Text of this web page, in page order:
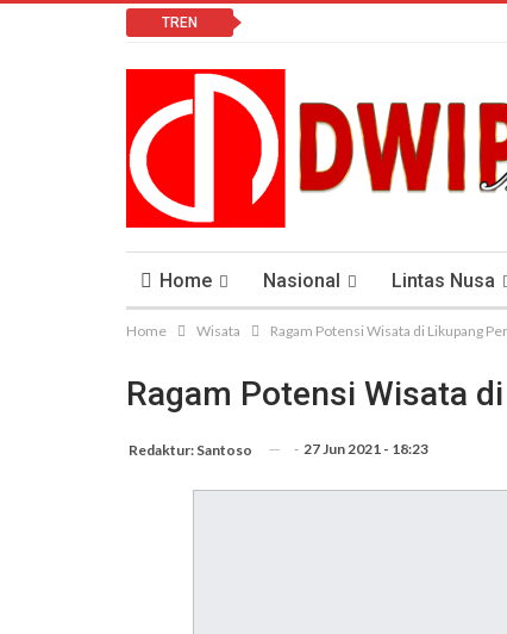
TREN
Home Nasional Lintas Nusa
Lomba Vlog Cendana News Peduli
Home Wisata Ragam Potensi Wisata di Likupang
Ragam Potensi Wisata
Redaktur: Santoso - 27 Jun 2021 - 18:23